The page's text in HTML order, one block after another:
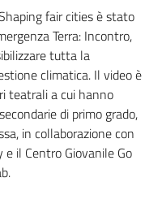
fair cities è stato
Terra: Incontro,
tutta la
climatica. Il video è
teatrali a cui hanno
di primo grado,
in collaborazione con
e il Centro Giovanile Go